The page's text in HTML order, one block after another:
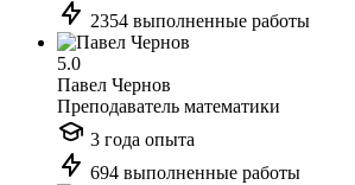
2354 выполненные работы
5.0
Павел Чернов
Преподаватель математики
3 года опыта
694 выполненные работы